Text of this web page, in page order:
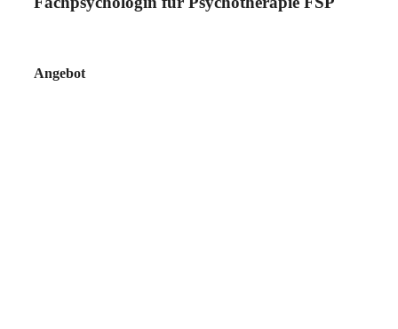
Angebot